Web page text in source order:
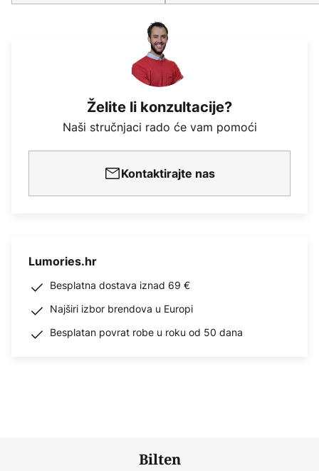
Želite li konzultacije?
Naši stručnjaci rado će vam pomoći
Kontaktirajte nas
Lumories.hr
Besplatna dostava iznad 69 €
Najširi izbor brendova u Europi
Besplatan povrat robe u roku od 50 dana
Bilten